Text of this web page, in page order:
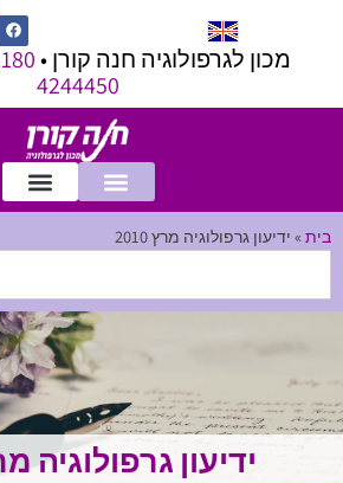
מכון לגרפולוגיה חנה קורן •
4244450
בית » ידיעון גרפולוגיה מרץ 2010
ידיעון גרפולוגיה מרץ